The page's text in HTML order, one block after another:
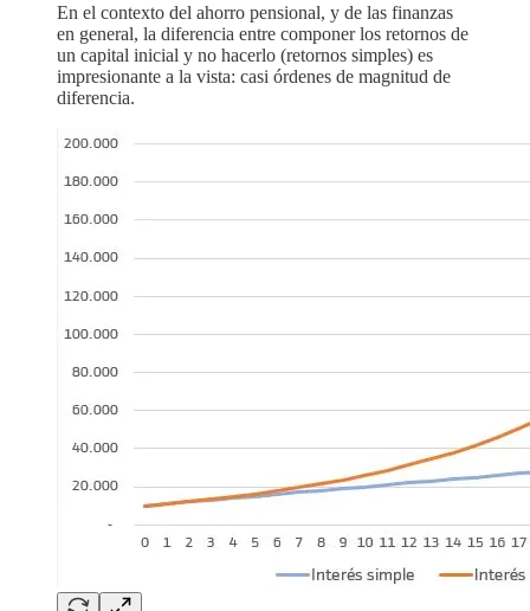
En el contexto del ahorro pensional, y de las finanzas
en general, la diferencia entre componer los retornos de
un capital inicial y no hacerlo (retornos simples) es
impresionante a la vista: casi órdenes de magnitud de
diferencia.